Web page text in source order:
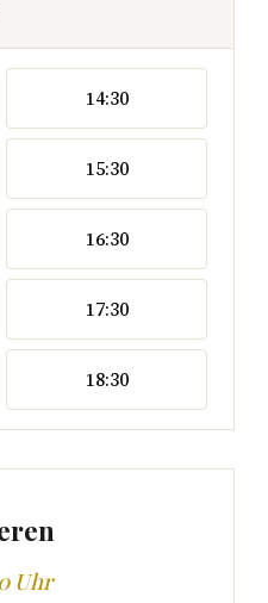
14:30
15:30
16:30
17:30
18:30
Uhr